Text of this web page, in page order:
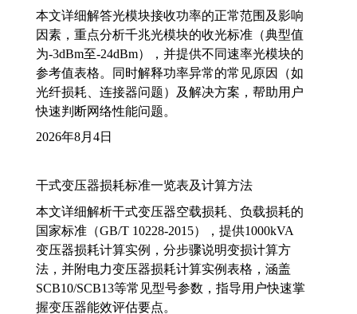
本文详细解答光模块接收功率的正常范围及影响
因素，重点分析千兆光模块的收光标准（典型值
为-3dBm至-24dBm），并提供不同速率光模块的
参考值表格。同时解释功率异常的常见原因（如
光纤损耗、连接器问题）及解决方案，帮助用户
快速判断网络性能问题。
2026年8月4日
干式变压器损耗标准一览表及计算方法
本文详细解析干式变压器空载损耗、负载损耗的
国家标准（GB/T 10228-2015），提供1000kVA
变压器损耗计算实例，分步骤说明变损计算方
法，并附电力变压器损耗计算实例表格，涵盖
SCB10/SCB13等常见型号参数，指导用户快速掌
握变压器能效评估要点。